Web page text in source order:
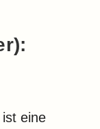
eine